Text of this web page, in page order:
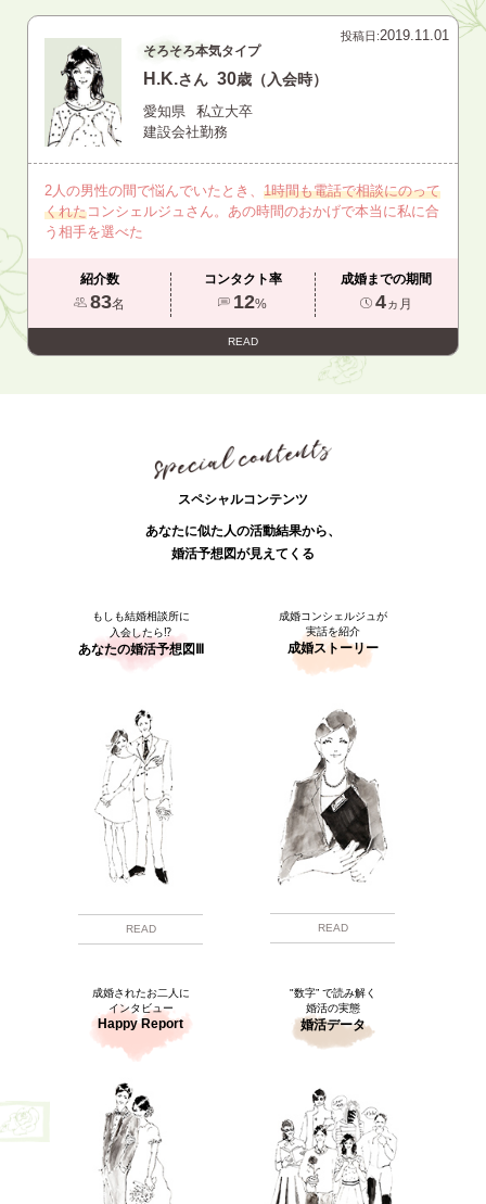
投稿日:2019.11.01
そろそろ本気タイプ
H.K.さん 30歳（入会時）
愛知県
私立大卒
建設会社勤務
2人の男性の間で悩んでいたとき、 1時間も電話で相談にのって
くれたコンシェルジュさん。あの時間のおかげで本当に私に合
う相手を選べた
紹介数
83名
コンタクト率
12%
成婚までの期間
4ヵ月
READ
スペシャルコンテンツ
あなたに似た人の活動結果から、
婚活予想図が見えてくる
もしも結婚相談所に
入会したら⁉
あなたの婚活予想図Ⅲ
READ
成婚コンシェルジュが
実話を紹介
成婚ストーリー
READ
成婚されたお二人に
インタビュー
Happy Report
"数字” で読み解く
婚活の実態
婚活データ